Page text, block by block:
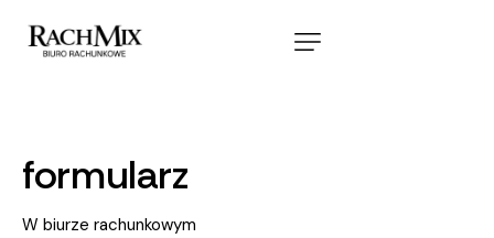
formularz
W biurze rachunkowym